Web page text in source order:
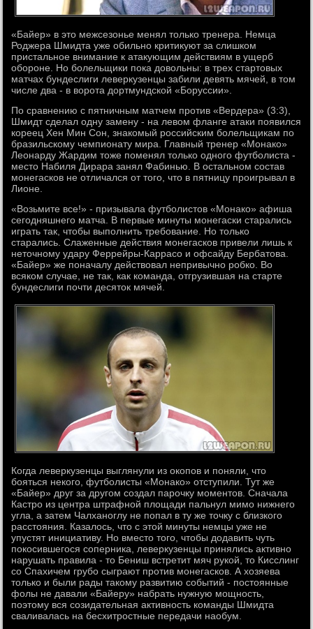
«Байер» в это межсезонье менял только тренера. Немца
Роджера Шмидта уже обильно критикуют за слишком
пристальное внимание к атакующим действиям в ущерб
обороне. Но болельщики пока довольны: в трех стартовых
матчах бундеслиги леверкузенцы забили девять мячей, в том
числе два - в ворота дортмундской «Боруссии».
По сравнению с пятничным матчем против «Вердера» (3:3),
Шмидт сделал одну замену - на левом фланге атаки появился
кореец Хен Мин Сон, знакомый российским болельщикам по
бразильскому чемпионату мира. Главный тренер «Монако»
Леонарду Жардим тоже поменял только одного футболиста -
место Набиля Дирара занял Фабинью. В остальном состав
монегасков не отличался от того, что в пятницу проигрывал в
Лионе.
«Возьмите все!» - призывала футболистов «Монако» афиша
сегодняшнего матча. В первые минуты монегаски старались
играть так, чтобы выполнить требование. Но только
старались. Слаженные действия монегасков привели лишь к
неточному удару Феррейры-Каррасо и офсайду Бербатова.
«Байер» же поначалу действовал непривычно робко. Во
всяком случае, не так, как команда, отгрузившая на старте
бундеслиги почти десяток мячей.
Когда леверкузенцы выглянули из окопов и поняли, что
бояться некого, футболисты «Монако» отступили. Тут же
«Байер» друг за другом создал парочку моментов. Сначала
Кастро из центра штрафной площади пальнул мимо нижнего
угла, а затем Чалханоглу не попал в ту же точку с близкого
расстояния. Казалось, что с этой минуты немцы уже не
упустят инициативу. Но вместо того, чтобы додавить чуть
покосившегося соперника, леверкузенцы принялись активно
нарушать правила - то Бениш встретит мяч рукой, то Кисслинг
со Спахичем грубо сыграют против монегасков. А хозяева
только и были рады такому развитию событий - постоянные
фолы не давали «Байеру» набрать нужную мощность,
поэтому вся созидательная активность команды Шмидта
сваливалась на бесхитростные передачи наобум.